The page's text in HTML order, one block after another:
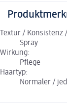
Textur / Konsistenz
Spray
Wirkung:
Pflege
Haartyp:
Normaler /